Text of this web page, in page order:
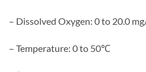
– Dissolved Oxygen: 0 to 20.0
– Temperature: 0 to 50℃